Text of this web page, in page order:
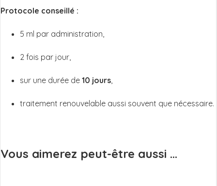
Protocole conseillé :
5 ml par administration,
2 fois par jour,
sur une durée de 10 jours
traitement renouvelable aussi souvent que nécessaire.
Vous aimerez peut-être aussi ...